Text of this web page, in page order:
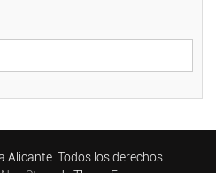
Alicante. Todos los derechos